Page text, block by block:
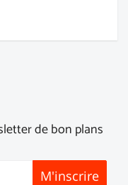
de bon plans
M'inscrire